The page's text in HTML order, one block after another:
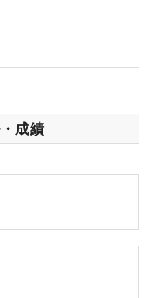
ドル、約5億
ドル、約2億4000万
成績